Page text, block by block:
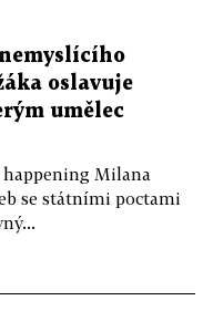
oslavuje
umělec
Milana
se státními poctami